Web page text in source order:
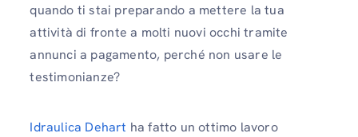
quando ti stai preparando a mettere la tua
attività di fronte a molti nuovi occhi tramite
annunci a pagamento, perché non usare le
testimonianze?
Idraulica Dehart ha fatto un ottimo lavoro